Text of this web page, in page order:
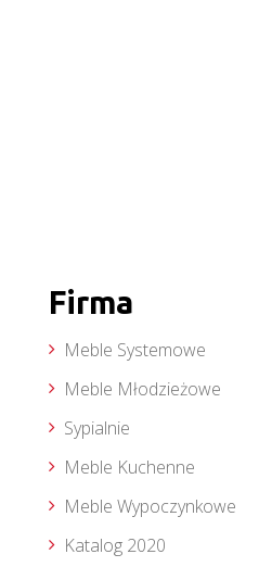
Firma
Meble Systemowe
Meble Młodzieżowe
Sypialnie
Meble Kuchenne
Meble Wypoczynkowe
Katalog 2020